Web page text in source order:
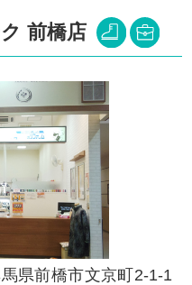
前橋店
県前橋市文京町2-1-1